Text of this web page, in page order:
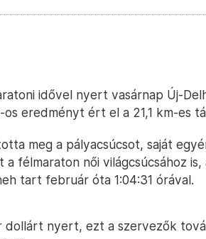
idővel nyert vasárnap Új-
eredményt ért el a 21,1 km-es
meg a pályacsúcsot, saját
félmaraton női világcsúcsához is,
tart február óta 1:04:31 órával.
dollárt nyert, ezt a szervezők